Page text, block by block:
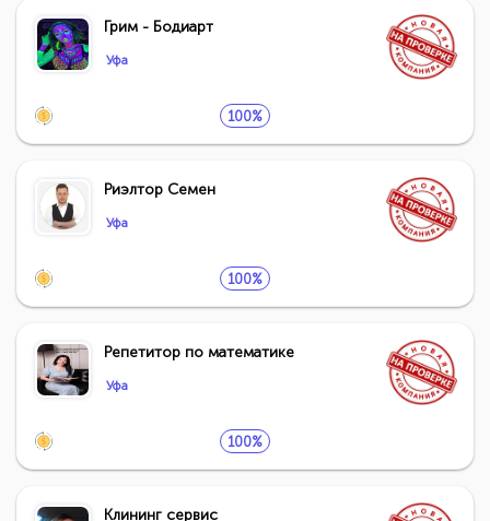
Грим - Бодиарт
Уфа
100%
Риэлтор Семен
Уфа
100%
Репетитор по математике
Уфа
100%
Клининг сервис